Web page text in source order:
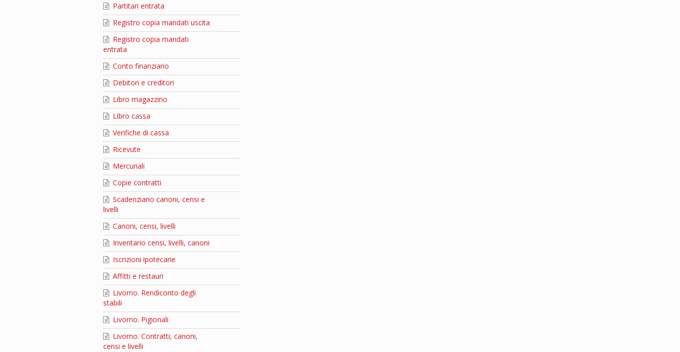
Partitari entrata
Registro copia mandati uscita
Registro copia mandati
entrata
Conto finanziario
Debitori e creditori
Libro magazzino
Libro cassa
Verifiche di cassa
Ricevute
Mercuriali
Copie contratti
Scadenziario canoni, censi e
livelli
Canoni, censi, livelli
Inventario censi, livelli, canoni
Iscrizioni ipotecarie
Affitti e restauri
Livorno. Rendiconto degli
stabili
Livorno. Pigionali
Livorno. Contratti, canoni,
censi e livelli